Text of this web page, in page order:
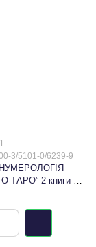
1
3/5101-0/6239-9
ТАРО” 2 книги +